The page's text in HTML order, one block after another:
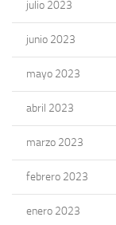
julio 2023
junio 2023
mayo 2023
abril 2023
marzo 2023
febrero 2023
enero 2023